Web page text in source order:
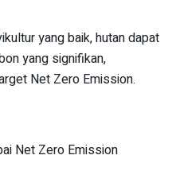
yang baik, hutan dapat
yang signifikan,
Net Zero Emission.
Net Zero Emission